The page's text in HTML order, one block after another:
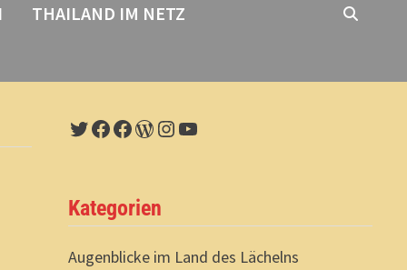
THAILAND IM NETZ
Twitter
Facebook
Facebook
WordPress
Instagram
YouTube
Kategorien
Augenblicke im Land des Lächelns